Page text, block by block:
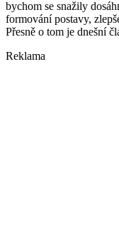
bychom se snažily
formování postavy,
Přesně o tom je dnešní
Reklama